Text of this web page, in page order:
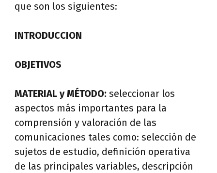
que son los siguientes:
INTRODUCCION
OBJETIVOS
MATERIAL y MÉTODO: seleccionar los
aspectos más importantes para la
comprensión y valoración de las
comunicaciones tales como: selección de
sujetos de estudio, definición operativa
de las principales variables, descripción